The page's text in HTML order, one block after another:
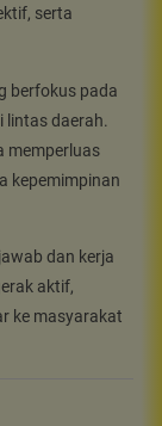
serta
berfokus pada
lintas daerah.
memperluas
kepemimpinan
dan kerja
aktif,
ke masyarakat